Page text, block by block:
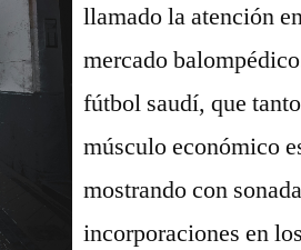
llamado la atención
mercado
fútbol saudí, que tanto
músculo económico
mostrando con
incorporaciones en los